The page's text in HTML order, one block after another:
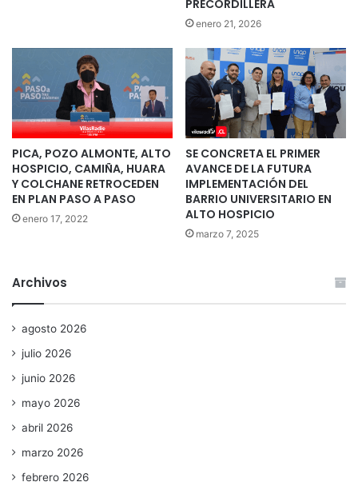
PRECORDILLERA
enero 21, 2026
PICA, POZO ALMONTE, ALTO
HOSPICIO, CAMIÑA, HUARA
Y COLCHANE RETROCEDEN
EN PLAN PASO A PASO
enero 17, 2022
SE CONCRETA EL PRIMER
AVANCE DE LA FUTURA
IMPLEMENTACIÓN DEL
BARRIO UNIVERSITARIO EN
ALTO HOSPICIO
marzo 7, 2025
Archivos
agosto 2026
julio 2026
junio 2026
mayo 2026
abril 2026
marzo 2026
febrero 2026